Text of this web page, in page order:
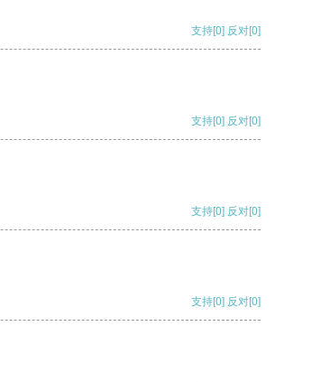
支持[0] 反对[0]
支持[0] 反对[0]
支持[0] 反对[0]
支持[0] 反对[0]